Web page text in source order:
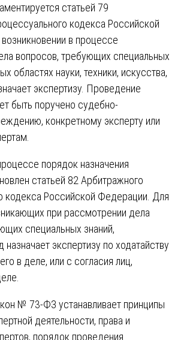
статьей 79
кодекса Российской
в процессе
вопросов, требующих специальных
областях науки, техники, искусства,
экспертизу. Проведение
быть поручено судебно-
конкретному эксперту или
порядок назначения
статьей 82 Арбитражного
кодекса Российской Федерации. Для
при рассмотрении дела
специальных знаний,
экспертизу по ходатайству
в деле, или с согласия лиц,
№ 73-ФЗ устанавливает принципы
деятельности, права и
порядок проведения